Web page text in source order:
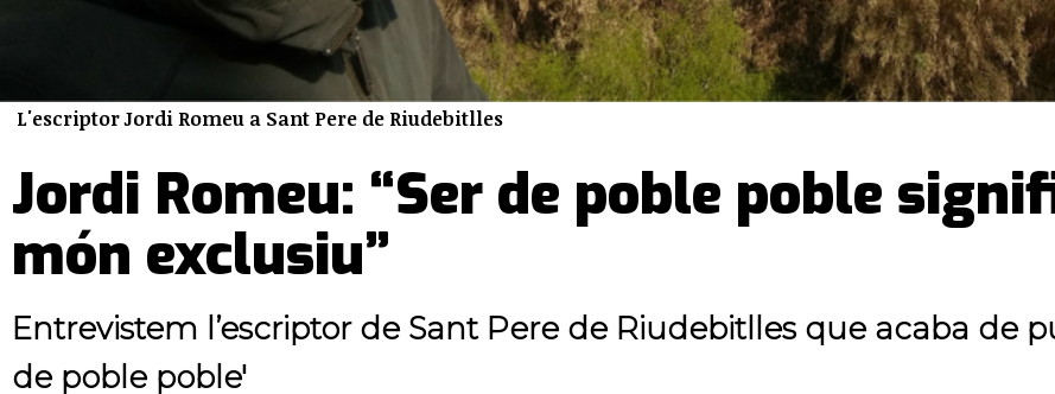
L'escriptor Jordi Romeu a Sant Pere de Riudebitlles
Jordi Romeu: “Ser de poble poble
món exclusiu”
Entrevistem l’escriptor de Sant Pere de Riudebitlles que acaba de
de poble poble'